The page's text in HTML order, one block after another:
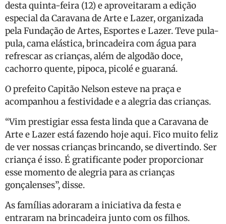
desta quinta-feira (12) e aproveitaram a edição
especial da Caravana de Arte e Lazer, organizada
pela Fundação de Artes, Esportes e Lazer. Teve pula-
pula, cama elástica, brincadeira com água para
refrescar as crianças, além de algodão doce,
cachorro quente, pipoca, picolé e guaraná.
O prefeito Capitão Nelson esteve na praça e
acompanhou a festividade e a alegria das crianças.
“Vim prestigiar essa festa linda que a Caravana de
Arte e Lazer está fazendo hoje aqui. Fico muito feliz
de ver nossas crianças brincando, se divertindo. Ser
criança é isso. É gratificante poder proporcionar
esse momento de alegria para as crianças
gonçalenses”, disse.
As famílias adoraram a iniciativa da festa e
entraram na brincadeira junto com os filhos.